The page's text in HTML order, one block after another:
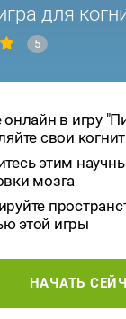
для
5
онлайн в игру
свои
этим
мозга
этой игры
НАЧАТЬ